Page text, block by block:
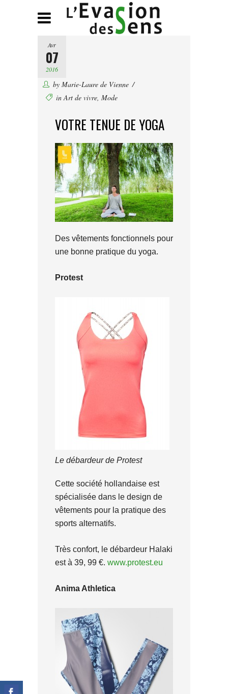
Avr
07
2016
by Marie-Laure de Vienne
inArt de vivre, Mode
VOTRE TENUE DE YOGA
Des vêtements fonctionnels pour
une bonne pratique du yoga.
Protest
Le débardeur de Protest
Cette société hollandaise est
spécialisée dans le design de
vêtements pour la pratique des
sports alternatifs.
Très confort, le débardeur Halaki
est à 39, 99 €. www.protest.eu
Anima Athletica